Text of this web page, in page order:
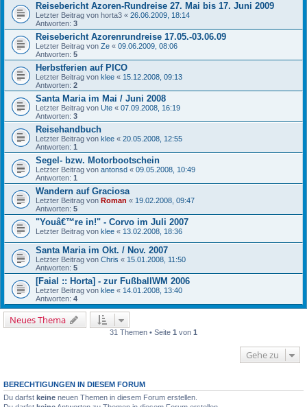
Reisebericht Azoren-Rundreise 27. Mai bis 17. Juni 2009
Letzter Beitrag von horta3 « 26.06.2009, 18:14
Antworten: 3
Reisebericht Azorenrundreise 17.05.-03.06.09
Letzter Beitrag von Ze « 09.06.2009, 08:06
Antworten: 5
Herbstferien auf PICO
Letzter Beitrag von klee « 15.12.2008, 09:13
Antworten: 2
Santa Maria im Mai / Juni 2008
Letzter Beitrag von Ute « 07.09.2008, 16:19
Antworten: 3
Reisehandbuch
Letzter Beitrag von klee « 20.05.2008, 12:55
Antworten: 1
Segel- bzw. Motorbootschein
Letzter Beitrag von antonsd « 09.05.2008, 10:49
Antworten: 1
Wandern auf Graciosa
Letzter Beitrag von Roman « 19.02.2008, 09:47
Antworten: 5
"Youâ€™re in!" - Corvo im Juli 2007
Letzter Beitrag von klee « 13.02.2008, 18:36
Santa Maria im Okt. / Nov. 2007
Letzter Beitrag von Chris « 15.01.2008, 11:50
Antworten: 5
[Faial :: Horta] - zur FußballWM 2006
Letzter Beitrag von klee « 14.01.2008, 13:40
Antworten: 4
Neues Thema
31 Themen • Seite 1 von 1
Gehe zu
BERECHTIGUNGEN IN DIESEM FORUM
Du darfst keine neuen Themen in diesem Forum erstellen.